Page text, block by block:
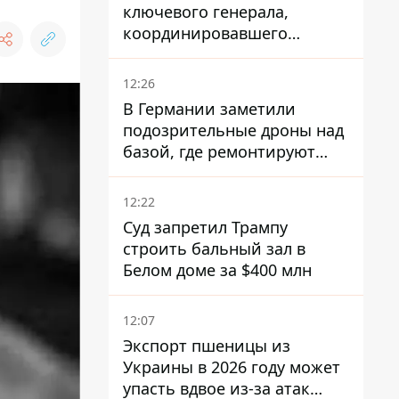
ключевого генерала,
координировавшего
поддержку Украины -
причину умалчивают
12:26
В Германии заметили
подозрительные дроны над
базой, где ремонтируют
Patriot - СМИ
12:22
Суд запретил Трампу
строить бальный зал в
Белом доме за $400 млн
12:07
Экспорт пшеницы из
Украины в 2026 году может
упасть вдвое из-за атак